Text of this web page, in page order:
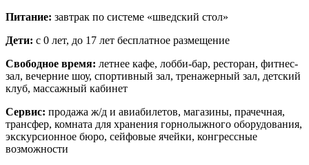
Питание: завтрак по системе «шведский стол»
Дети: с 0 лет, до 17 лет бесплатное размещение
Свободное время: летнее кафе, лобби-бар, ресторан, фитнес-
зал, вечерние шоу, спортивный зал, тренажерный зал, детский
клуб, массажный кабинет
Сервис: продажа ж/д и авиабилетов, магазины, прачечная,
трансфер, комната для хранения горнолыжного оборудования,
экскурсионное бюро, сейфовые ячейки, конгрессные
возможности